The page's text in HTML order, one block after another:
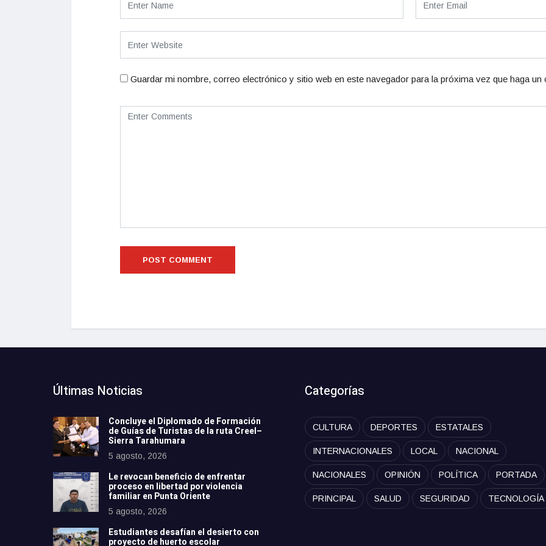
Guardar mi nombre, correo electrónico y sitio web en este navegador para la próxima vez que haga un
Últimas Noticias
Concluye el Diplomado de Formación
de Guías de Turistas de la ruta Creel–
Sierra Tarahumara
5 agosto, 2026
Le revocan beneficio de enfrentar
proceso en libertad por violencia
familiar en Punta Oriente
5 agosto, 2026
Estudiantes desafían el desierto con
proyecto de huerto escolar
Categorías
CULTURA DEPORTES ESTATALES
INTERNACIONALES LOCAL NACIONAL
NACIONALES OPINIÓN POLÍTICA PORTADA
PRINCIPAL SALUD SEGURIDAD TECNOLOGÍA